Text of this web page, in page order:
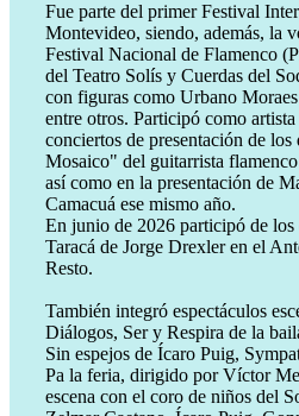
Fue parte del primer Festival
Montevideo, siendo, además, la
Festival Nacional de Flamenco
del Teatro Solís y Cuerdas del
con figuras como Urbano
entre otros. Participó como
conciertos de presentación de
Mosaico" del guitarrista
así como en la presentación de
Camacuá ese mismo año.
En junio de 2026 participó de los
Taracá de Jorge Drexler en el
Resto.
También integró espectáculos
Diálogos, Ser y Respira de la
Sin espejos de Ícaro Puig,
Pa la feria, dirigido por Víctor
escena con el coro de niños del